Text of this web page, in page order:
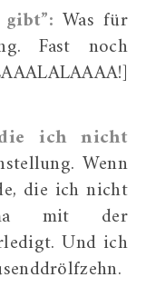
Was für
Fast noch
ich nicht
Wenn
die ich nicht
mit der
Und ich